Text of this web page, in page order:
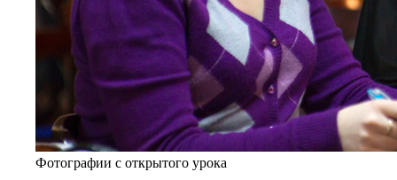
Фотографии с открытого урока